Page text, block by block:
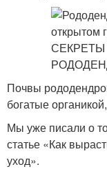
Почвы
богатые
Мы уже писали о
статье «Как
уход».